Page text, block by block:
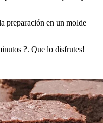
preparación en un molde
?. Que lo disfrutes!